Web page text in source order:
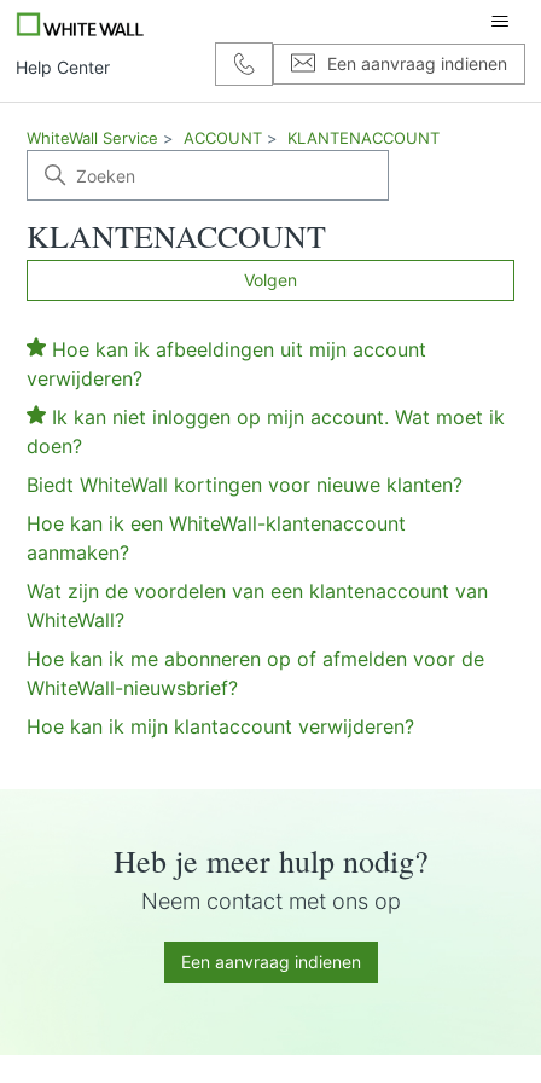
Help Center Een aanvraag indienen
WhiteWall Service ACCOUNT KLANTENACCOUNT
KLANTENACCOUNT
Volgen
FAQ
Hoe kan ik afbeeldingen uit mijn account
verwijderen?
Ik kan niet inloggen op mijn account. Wat moet ik
doen?
Biedt WhiteWall kortingen voor nieuwe klanten?
Hoe kan ik een WhiteWall-klantenaccount
aanmaken?
Wat zijn de voordelen van een klantenaccount van
WhiteWall?
Hoe kan ik me abonneren op of afmelden voor de
WhiteWall-nieuwsbrief?
Hoe kan ik mijn klantaccount verwijderen?
Heb je meer hulp nodig?
Neem contact met ons op
Een aanvraag indienen